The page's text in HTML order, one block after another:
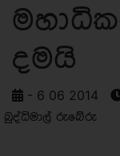
දමයි
- 6 06 2014
බුද්ධිමාල් රුබේරු